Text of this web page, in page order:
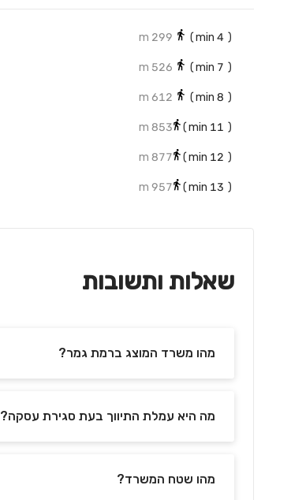
(
4
299 m
(
7
526 m
(
8
612 m
(
11
853 m
(
12
877 m
(
13
957 m
שאלות ותשובות
מהו משרד המוצג ברמת גמר?
מה היא עמלת התיווך בעת סגירת עסקה?
מהו שטח המשרד?